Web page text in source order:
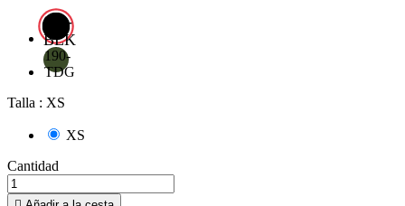
019-
BLK
190-
TDG
Talla : XS
XS
Cantidad